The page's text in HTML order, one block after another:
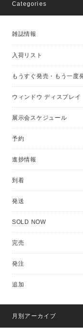
Categories
雑誌情報
入荷リスト
もうすぐ発売・もう一度
ウィンドウ ディスプレイ
展示会スケジュール
予約
進捗情報
到着
発送
SOLD NOW
完売
発注
追加
月別アーカイブ